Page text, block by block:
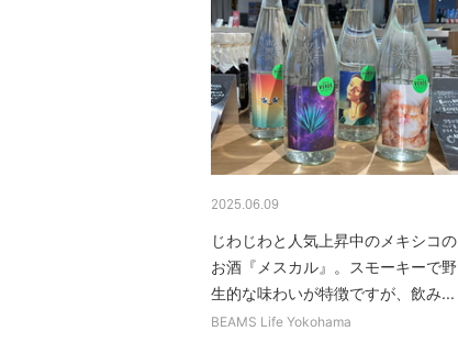
2025.06.09
じわじわと人気上昇中のメキシコの
お酒『メスカル』。スモーキーで野
生的な味わいが特徴ですが、飲み...
BEAMS Life Yokohama